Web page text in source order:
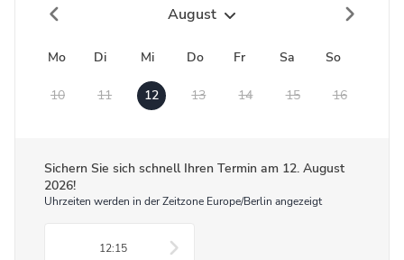
August
Mo Di Mi Do Fr Sa So
10 11 12 13 14 15 16
Sichern Sie sich schnell Ihren Termin am 12. August
2026!
Uhrzeiten werden in der Zeitzone Europe/Berlin angezeigt
12:15